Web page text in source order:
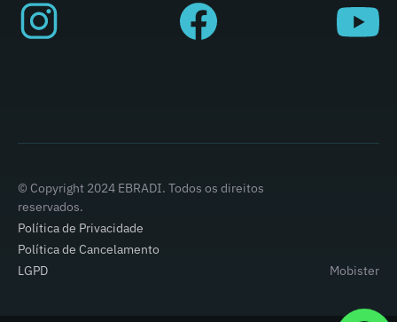
© Copyright 2024 EBRADI. Todos os direitos
reservados.
Política de Privacidade
Política de Cancelamento
LGPD
Mobister